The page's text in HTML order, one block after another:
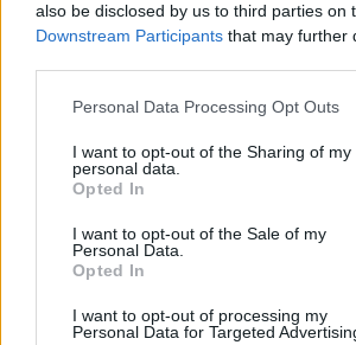
also be disclosed by us to third parties on
Downstream Participants that may further
Personal Data Processing Opt Outs
I want to opt-out of the Sharing of my
personal data.
Opted In
I want to opt-out of the Sale of my
Personal Data.
Opted In
I want to opt-out of processing my
Personal Data for Targeted
Mi 5.8.
-
Playback oder
Show geht
Deutschland 1974
Ein internationaler Gesangsstar tritt anläßlich
Anschläge auf Orchesterleiter Leuwen und
eine weitere Sängerin verletzt wird,
Badener Kripo. Beim Eintreffen auf dem
anonyme Drohanrufe und private ...
Tatort